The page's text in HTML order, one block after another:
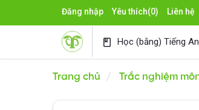
Đăng nhập Yêu thích(0) Liên hệ
book Học (bằng) Tiếng
Trang chủ Trắc nghiệm